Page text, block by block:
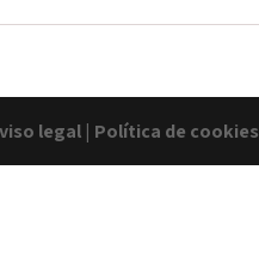
legal | Política de cookies